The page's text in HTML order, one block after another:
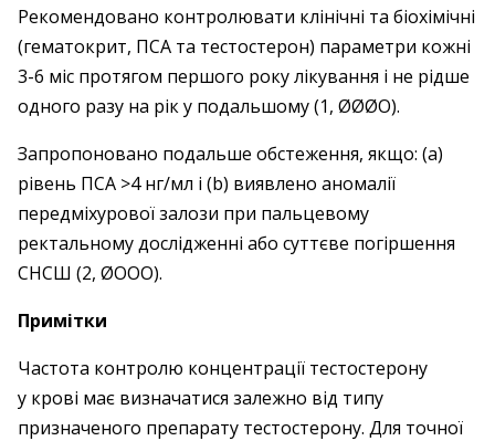
Рекомендовано контролювати клінічні та біохімічні
(гематокрит, ПСА та тесто­стерон) параметри кожні
3-6 міс протягом першого року лікування і не рідше
одного разу на рік у подальшому (1, ØØØO).
Запропоновано подальше обстеження, якщо: (а)
рівень ПСА >4 нг/мл і (b) виявлено аномалії
передміхурової залози при пальцевому
ректальному дослідженні або суттєве погіршення
СНСШ (2, ØOOO).
Примітки
Частота контролю концентрації тестостерону
у крові має визначатися залежно від типу
призначеного препарату тестостерону. Для точної